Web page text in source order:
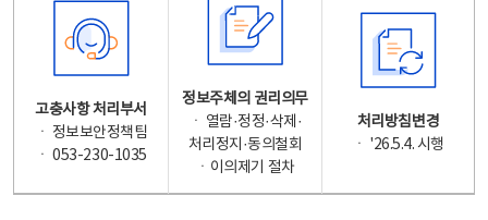
고충사항 처리부서
ㆍ 정보보안정책팀
ㆍ 053-230-1035
정보주체의 권리의무
ㆍ 열람·정정·삭제·
처리정지·동의철회
ㆍ이의제기 절차
처리방침변경
ㆍ '26.5.4. 시행